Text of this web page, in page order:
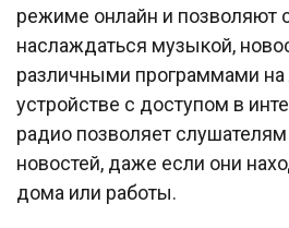
режиме онлайн и позволяют
наслаждаться музыкой,
различными программами
устройстве с доступом в
радио позволяет
новостей, даже если они
дома или работы.